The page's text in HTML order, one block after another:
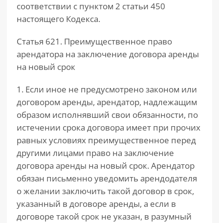
соответствии с пунктом 2 статьи 450
настоящего Кодекса.
Статья 621. Преимущественное право
арендатора на заключение договора аренды
на новый срок
1. Если иное не предусмотрено законом или
договором аренды, арендатор, надлежащим
образом исполнявший свои обязанности, по
истечении срока договора имеет при прочих
равных условиях преимущественное перед
другими лицами право на заключение
договора аренды на новый срок. Арендатор
обязан письменно уведомить арендодателя
о желании заключить такой договор в срок,
указанный в договоре аренды, а если в
договоре такой срок не указан, в разумный